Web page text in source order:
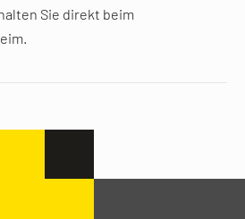
Sie direkt beim